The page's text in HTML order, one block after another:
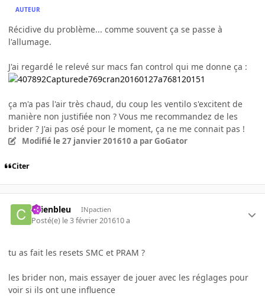
AUTEUR
Récidive du problème... comme souvent ça se passe à
l'allumage.
J'ai regardé le relevé sur macs fan control qui me donne ça :
ça m'a pas l'air très chaud, du coup les ventilo s'excitent de
manière non justifiée non ? Vous me recommandez de les
brider ? J'ai pas osé pour le moment, ça ne me connait pas !
Modifié le 27 janvier 201610 a par GoGator
Citer
chienbleu INpactien
Posté(e) le 3 février 201610 a
tu as fait les resets SMC et PRAM ?
les brider non, mais essayer de jouer avec les réglages pour
voir si ils ont une influence